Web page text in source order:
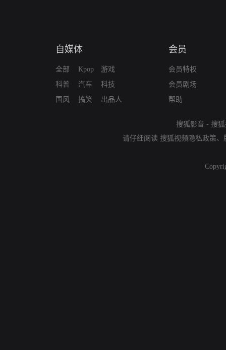
自媒体
全部
科普
国风
Kpop
汽车
搞笑
游戏
科技
出品人
会员
会员特权
会员剧场
帮助
搜狐影音 - 搜
请仔细阅读 搜狐视频隐私政策、